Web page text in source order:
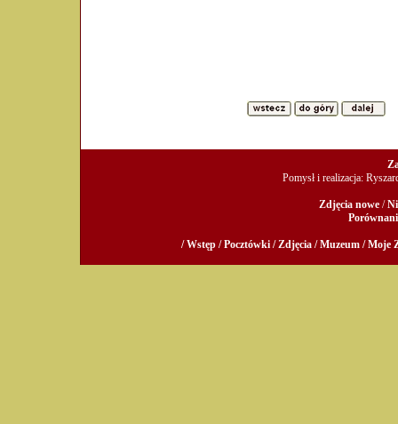
Pomysł i realizacja:
Zdjęcia nowe /
/ Wstęp / Pocztówki / Zdjęcia / Muzeum / Moje